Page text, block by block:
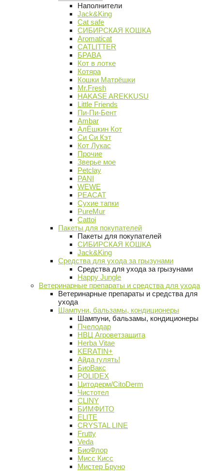
Наполнители
Jack&King
Cat safe
СИБИРСКАЯ КОШКА
Aromaticat
CATLITTER
БРАВА
Кот в лотке
Котяра
Кошки Матрёшки
Mr.Fresh
HAKASE AREKKUSU
Little Friends
Пи-Пи-Бент
Ambar
АлЁшкин Кот
Си Си Кэт
Кот Лукас
Прочие
Зверье мое
Petclay
PANI
WEWE
PEACAT
Сухие тапки
PureMur
Cattoi
Пакеты для покупателей
Пакеты для покупателей
СИБИРСКАЯ КОШКА
Jack&King
Средства для ухода за грызунами
Средства для ухода за грызунами
Happy Jungle
Ветеринарные препараты и средства для ухода
Ветеринарные препараты и средства для
ухода
Шампуни, бальзамы, кондиционеры
Шампуни, бальзамы, кондиционеры
Пчелодар
НВЦ Агроветзащита
Herba Vitae
KERATIN+
Айда гулять!
БиоВакс
POLIDEX
Цитодерм/CitoDerm
Чистотел
CLINY
БИМФИТО
ELITE
CRYSTAL LINE
Frutty
Veda
БиоФлор
Мисс Кисс
Мистер Бруно